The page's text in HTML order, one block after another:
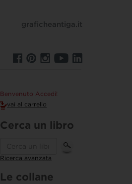
graficheantiga.it
Benvenuto Accedi!
vai al carrello
Cerca un libro
Ricerca avanzata
Le collane